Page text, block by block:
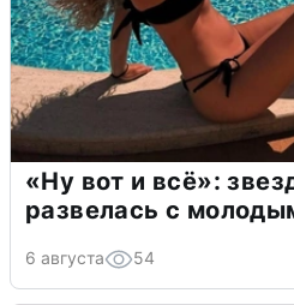
«Ну вот и всё»:
развелась с
6 августа 54